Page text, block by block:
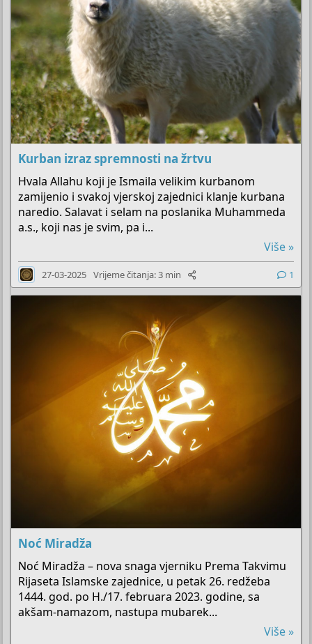
Kurban izraz spremnosti na žrtvu
Hvala Allahu koji je Ismaila velikim kurbanom
zamijenio i svakoj vjerskoj zajednici klanje kurbana
naredio. Salavat i selam na poslanika Muhammeda
a.s., koji nas je svim, pa i...
Više »
27-03-2025 Vrijeme čitanja: 3 min 1
Noć Miradža
Noć Miradža – nova snaga vjerniku Prema Takvimu
Rijaseta Islamske zajednice, u petak 26. redžeba
1444. god. po H./17. februara 2023. godine, sa
akšam-namazom, nastupa mubarek...
Više »